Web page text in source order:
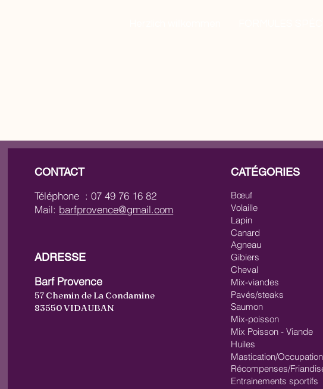
CONTACT
Téléphone : 07 49 76 16 82
Mail: barfprovence@gmail.com
ADRESSE
Barf Provence
57 Chemin de La Condamine
83550 VIDAUBAN
CATÉGORIES
Bœuf
Volaille
Lapin
Agneau
Canard
Gibiers
Cheval
Mix-viandes
Saumon
Pavés/steaks
Mix-poisson
Mix Poisson - Viande
Huiles
Récompenses/
Mastication/Occupation
Entrainements sportifs